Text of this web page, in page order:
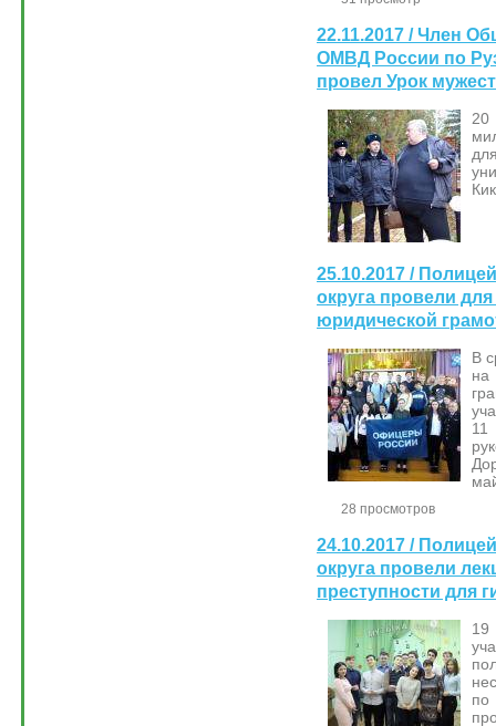
22.11.2017 / Член
ОМВД России по
провел Урок
25.10.2017 /
округа провели
юридической
В
на
28 просмотров
24.10.2017 /
округа провели
преступности для
19
по